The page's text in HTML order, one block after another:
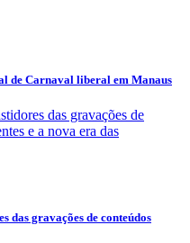
de Carnaval liberal em Manaus
das gravações de conteúdos